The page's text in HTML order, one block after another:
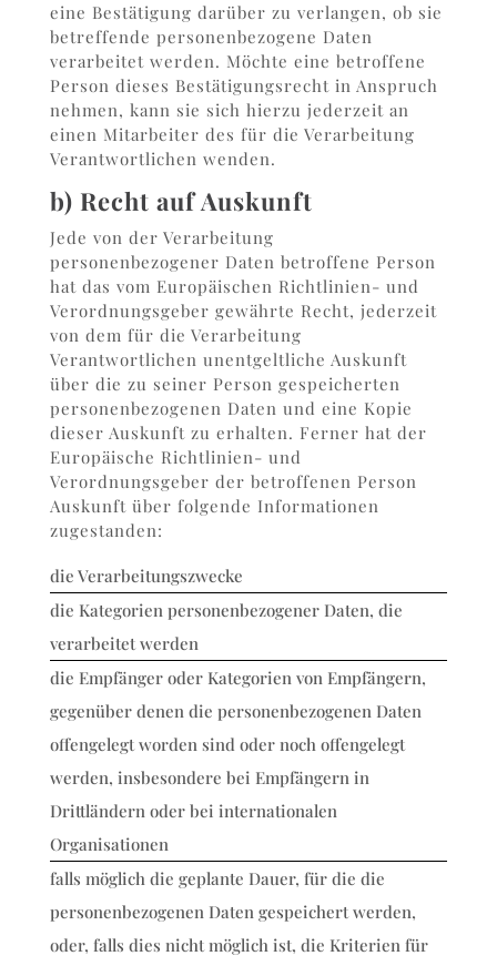
eine Bestätigung darüber zu verlangen, ob sie
betreffende personenbezogene Daten
verarbeitet werden. Möchte eine betroffene
Person dieses Bestätigungsrecht in Anspruch
nehmen, kann sie sich hierzu jederzeit an
einen Mitarbeiter des für die Verarbeitung
Verantwortlichen wenden.
b) Recht auf Auskunft
Jede von der Verarbeitung
personenbezogener Daten betroffene Person
hat das vom Europäischen Richtlinien- und
Verordnungsgeber gewährte Recht, jederzeit
von dem für die Verarbeitung
Verantwortlichen unentgeltliche Auskunft
über die zu seiner Person gespeicherten
personenbezogenen Daten und eine Kopie
dieser Auskunft zu erhalten. Ferner hat der
Europäische Richtlinien- und
Verordnungsgeber der betroffenen Person
Auskunft über folgende Informationen
zugestanden:
die Verarbeitungszwecke
die Kategorien personenbezogener Daten, die
verarbeitet werden
die Empfänger oder Kategorien von Empfängern,
gegenüber denen die personenbezogenen Daten
offengelegt worden sind oder noch offengelegt
werden, insbesondere bei Empfängern in
Drittländern oder bei internationalen
Organisationen
falls möglich die geplante Dauer, für die die
personenbezogenen Daten gespeichert werden,
oder, falls dies nicht möglich ist, die Kriterien für